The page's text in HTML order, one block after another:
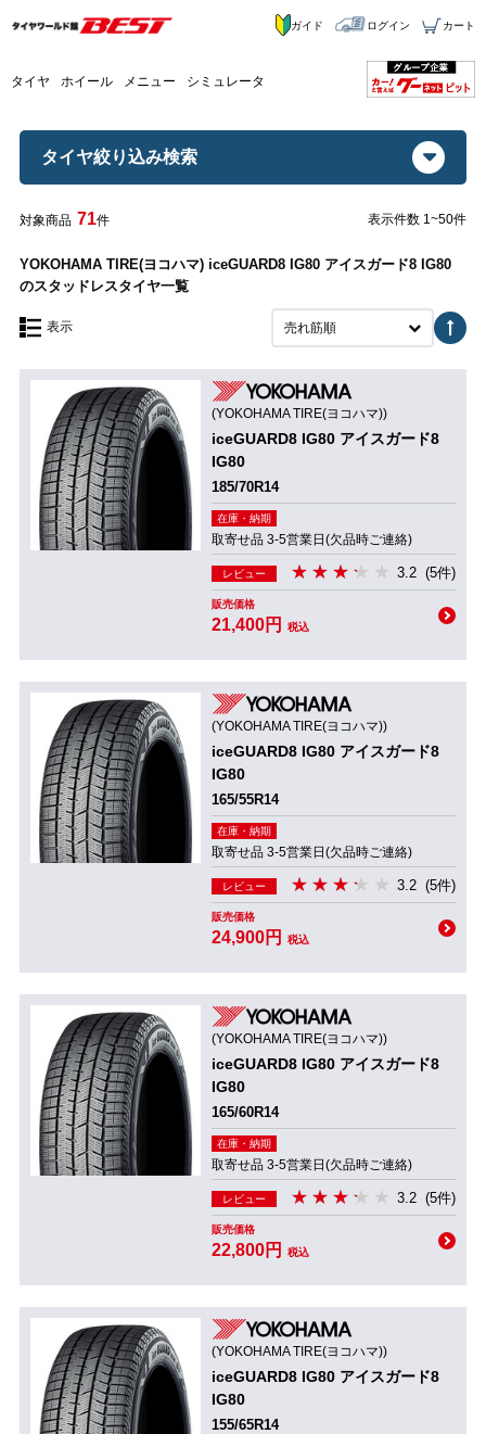
タイヤ ホイール メニュー シミュレータ
ガイド ログイン カート
タイヤ絞り込み検索
対象商品 71件 表示件数 1~50件
YOKOHAMA TIRE(ヨコハマ) iceGUARD8 IG80 アイスガード8 IG80
のスタッドレスタイヤ一覧
表示 売れ筋順
(YOKOHAMA TIRE(ヨコハマ))
iceGUARD8 IG80 アイスガード8
IG80
185/70R14
在庫・納期
取寄せ品 3-5営業日(欠品時ご連絡)
レビュー 3.2 (5件)
販売価格
21,400円 税込
(YOKOHAMA TIRE(ヨコハマ))
iceGUARD8 IG80 アイスガード8
IG80
165/55R14
在庫・納期
取寄せ品 3-5営業日(欠品時ご連絡)
レビュー 3.2 (5件)
販売価格
24,900円 税込
(YOKOHAMA TIRE(ヨコハマ))
iceGUARD8 IG80 アイスガード8
IG80
165/60R14
在庫・納期
取寄せ品 3-5営業日(欠品時ご連絡)
レビュー 3.2 (5件)
販売価格
22,800円 税込
(YOKOHAMA TIRE(ヨコハマ))
iceGUARD8 IG80 アイスガード8
IG80
155/65R14